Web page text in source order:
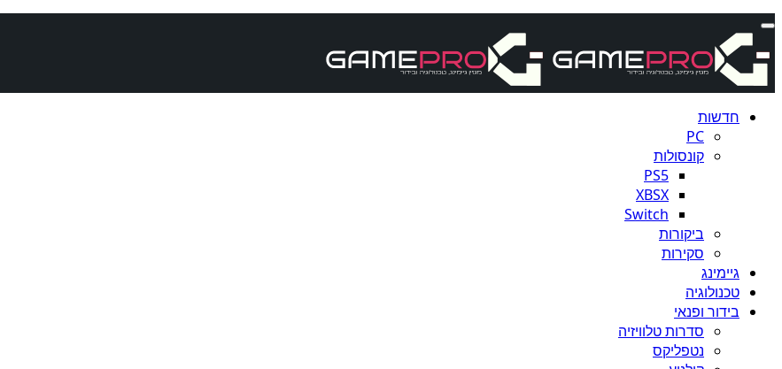
חדשות
PC
קונסולות
PS5
XBSX
Switch
ביקורות
סקירות
גיימינג
טכנולוגיה
בידור ופנאי
סדרות טלוויזיה
נטפליקס